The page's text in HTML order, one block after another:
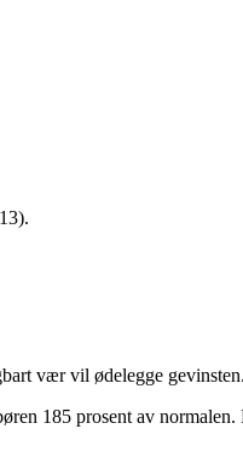
vær vil ødelegge gevinsten.
185 prosent av